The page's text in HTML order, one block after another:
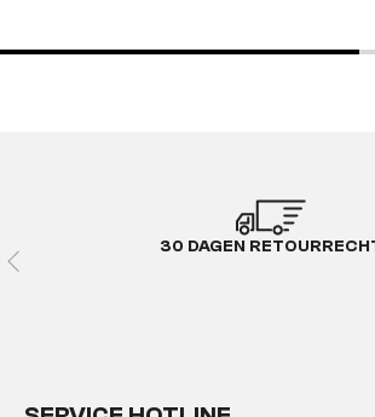
30 DAGEN